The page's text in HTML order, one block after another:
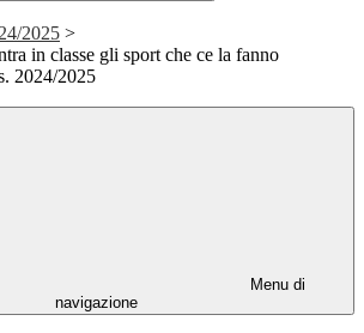
2025 >
in classe gli sport che ce la fanno
2024/2025
Menu di
navigazione